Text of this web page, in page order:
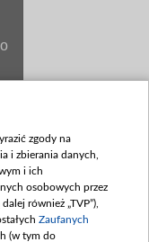
zgody na
i zbierania danych,
i ich
osobowych przez
również „TVP”),
Zaufanych
(w tym do